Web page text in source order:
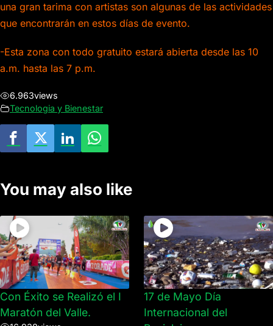
una gran tarima con artistas son algunas de las actividades
que encontrarán en estos días de evento.
-Esta zona con todo gratuito estará abierta desde las 10
a.m. hasta las 7 p.m.
6.963views
Tecnologia y Bienestar
You may also like
Con Éxito se Realizó el I
Maratón del Valle.
17 de Mayo Día
Internacional del